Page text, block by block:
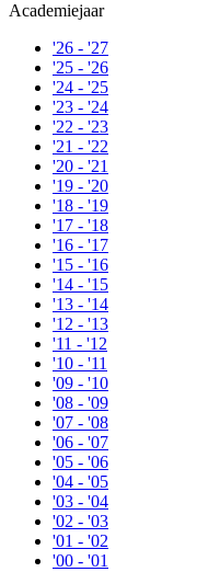
Academiejaar
'26 - '27
'25 - '26
'24 - '25
'23 - '24
'22 - '23
'21 - '22
'20 - '21
'19 - '20
'18 - '19
'17 - '18
'16 - '17
'15 - '16
'14 - '15
'13 - '14
'12 - '13
'11 - '12
'10 - '11
'09 - '10
'08 - '09
'07 - '08
'06 - '07
'05 - '06
'04 - '05
'03 - '04
'02 - '03
'01 - '02
'00 - '01